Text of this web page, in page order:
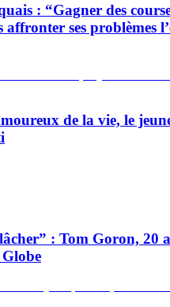
: “Gagner des
ses problèmes
de la vie, le
: Tom Goron, 20